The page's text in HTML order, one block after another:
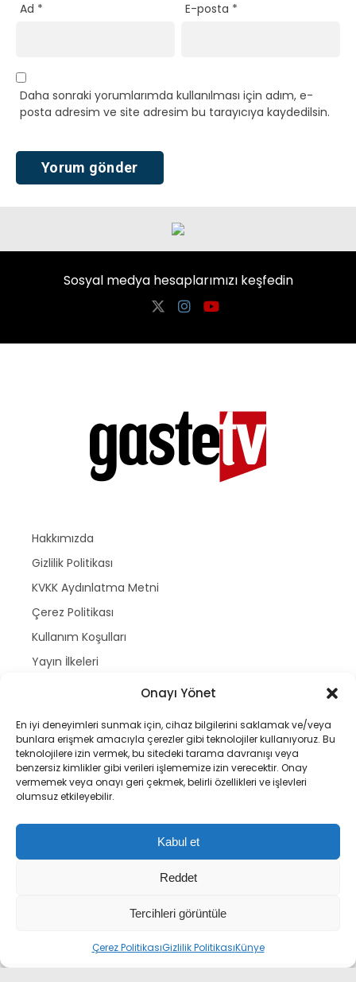
Onayı Yönet
En iyi deneyimleri sunmak için, cihaz bilgilerini saklamak ve/veya
bunlara erişmek amacıyla çerezler gibi teknolojiler kullanıyoruz. Bu
teknolojilere izin vermek, bu sitedeki tarama davranışı veya
benzersiz kimlikler gibi verileri işlememize izin verecektir. Onay
vermemek veya onayı geri çekmek, belirli özellikleri ve işlevleri
olumsuz etkileyebilir.
Kabul et
Reddet
Tercihleri görüntüle
Çerez PolitikasıGizlilik PolitikasıKünye
Ad * E-posta *
Daha sonraki yorumlarımda kullanılması için adım, e-
posta adresim ve site adresim bu tarayıcıya kaydedilsin.
Sosyal medya hesaplarımızı keşfedin
Hakkımızda
Gizlilik Politikası
KVKK Aydınlatma Metni
Çerez Politikası
Kullanım Koşulları
Yayın İlkeleri
Gündem
Ekonomi
Spor
Dünya
Nöbetçi Eczaneler
Hava Durumu